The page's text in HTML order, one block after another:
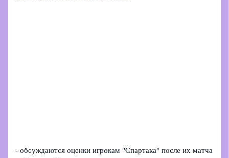
- обсуждаются оценки игрокам "Спартака" после их матча